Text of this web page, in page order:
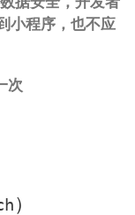
小程序，也不应
次
）